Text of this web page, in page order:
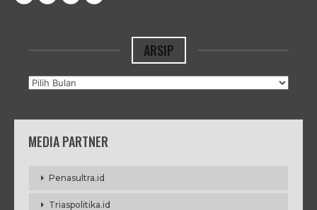
ARSIP
Arsip
MEDIA PARTNER
Penasultra.id
Triaspolitika.id